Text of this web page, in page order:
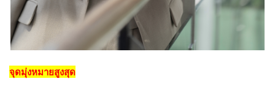
จุดมุ่งหมายสูงสุด